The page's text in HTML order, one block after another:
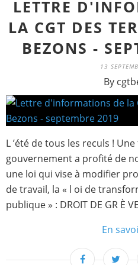
LETTRE
LA CGT DES
BEZONS -
13
By
L ’été de tous les reculs !
gouvernement a profité de
une loi qui vise à modifier
de travail, la « l oi de
publique » : DROIT DE GR È
En